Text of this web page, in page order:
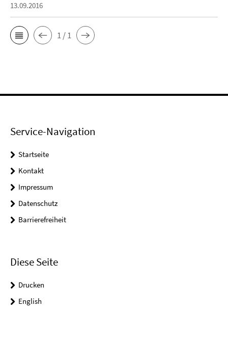
13.09.2016
1 / 1
Service-Navigation
Startseite
Kontakt
Impressum
Datenschutz
Barrierefreiheit
Diese Seite
Drucken
English